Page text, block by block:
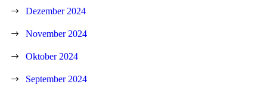
Dezember 2024
November 2024
Oktober 2024
September 2024